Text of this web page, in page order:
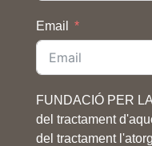
Email
FUNDACIÓ PER
del tractament
del tractament